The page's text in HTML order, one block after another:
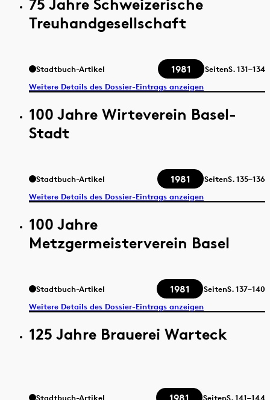
75 Jahre Schweizerische
Treuhandgesellschaft
Stadtbuch-Artikel 1981 SeitenS.131–134
Weitere Details des Dossier-Eintrags anzeigen
100 Jahre Wirteverein Basel-
Stadt
Stadtbuch-Artikel 1981 SeitenS.135–136
Weitere Details des Dossier-Eintrags anzeigen
100 Jahre
Metzgermeisterverein Basel
Stadtbuch-Artikel 1981 SeitenS.137–140
Weitere Details des Dossier-Eintrags anzeigen
125 Jahre Brauerei Warteck
Stadtbuch-Artikel 1981 SeitenS.141–144